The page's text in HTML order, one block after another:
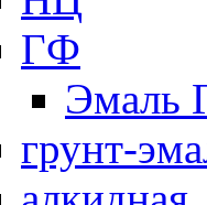
ГФ
Эмаль
грунт-